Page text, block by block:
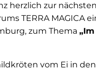
herzlich zur
TERRA MAGICA
zum Thema
vom Ei in